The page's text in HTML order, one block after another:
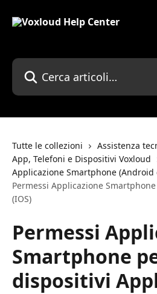
Cerca articoli…
Tutte le collezioni
Assistenza
App, Telefoni e Dispositivi Voxloud
Applicazione Smartphone (Android
Permessi Applicazione
(IOS)
Permessi
Smartphone
dispositivi